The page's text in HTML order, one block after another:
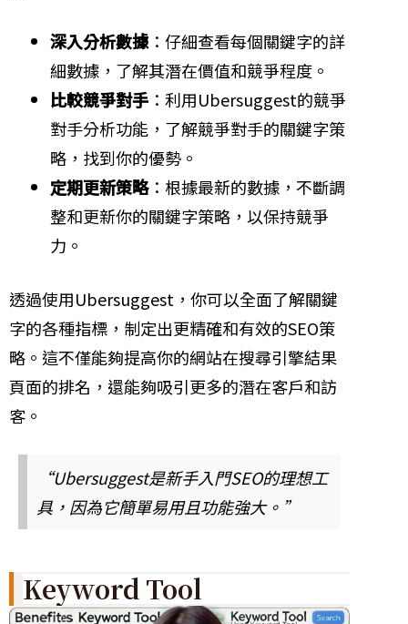
深入分析數據 ：仔細查看每個關鍵字的詳
細數據，了解其潛在價值和競爭程度。
比較競爭對手 ：利用Ubersuggest的競爭
對手分析功能，了解競爭對手的關鍵字策
略，找到你的優勢。
定期更新策略：根據最新的數據，不斷調
整和更新你的關鍵字策略，以保持競爭
力。
透過使用Ubersuggest，你可以全面了解關鍵
字的各種指標，制定出更精確和有效的SEO策
略。這不僅能夠提高你的網站在搜尋引擎結果
頁面的排名，還能夠吸引更多的潛在客戶和訪
客。
“Ubersuggest是新手入門SEO的理想工
具，因為它簡單易用且功能強大。”
Keyword Tool